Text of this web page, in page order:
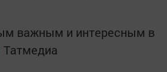
важным и интересным в
Татмедиа